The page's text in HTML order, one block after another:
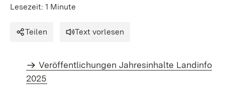
Lesezeit: 1 Minute
Teilen Text vorlesen
Veröffentlichungen Jahresinhalte Landinfo
2025